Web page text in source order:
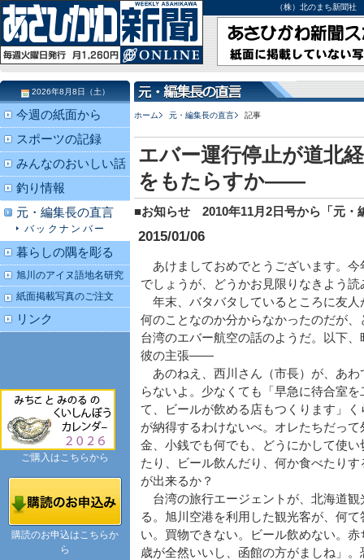
（株）北のまち新聞
ホーム 元・編集長の直言 記事
エバー運行停止が道北
をもたらすか――
■お知らせ 2010年11月2日号から「元・
2015/01/06
あけましておめでとうございます。今
でしょうが、どうかお見限りなきよう
年末、バタバタしているところに友人
何のことなのか分からなかったのだが
台湾のエバー航空の話のようだ。以下
彼の主張――
あのねえ、西川さん（市長）が、あわ
らないよ。少なくても「早急に待合室
て、ビールが飲める店もつくります」
が納得するわけないべ。オレたちだっ
金、小銭でも何でも、どうにかして使
たり、ビール飲んだり、何か食べたり
が出来るか？
台湾の旅行エージェントが、北海道
る。旭川空港を利用した観光客が、何
い。買物できない。ビール飲めない。
歳が全然いいし、函館の方がましね」
2026年8月8日（土）
今週の紙面から
スポーツの記録
みんなのおいしい話
釣り情報
元・編集長の直言
バックナンバー
暮らしの隅を彫る
旭川のアイヌ語地名研究
紙面掲載写真のご注文
リンク
ご購入はこちらから
購読のお申込はこちらか
ら